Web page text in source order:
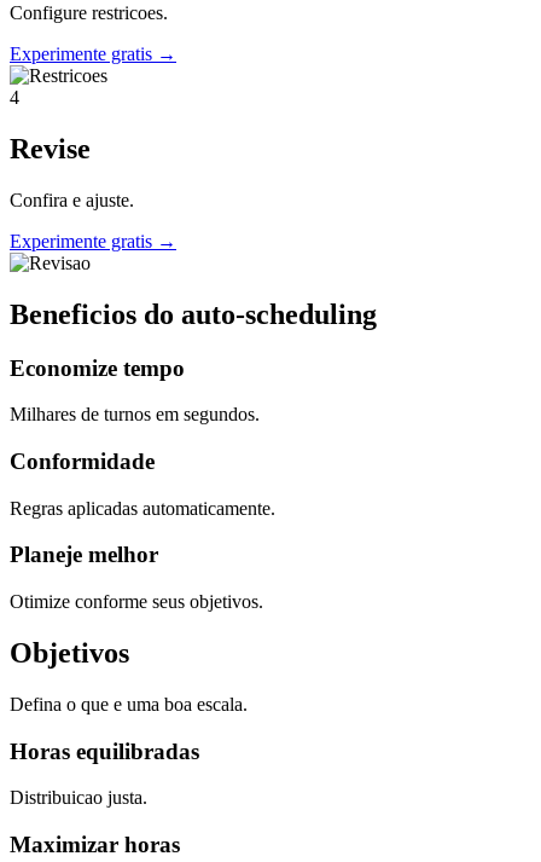
Configure restricoes.
Experimente gratis →
4
Revise
Confira e ajuste.
Experimente gratis →
Beneficios do auto-scheduling
Economize tempo
Milhares de turnos em segundos.
Conformidade
Regras aplicadas automaticamente.
Planeje melhor
Otimize conforme seus objetivos.
Objetivos
Defina o que e uma boa escala.
Horas equilibradas
Distribuicao justa.
Maximizar horas